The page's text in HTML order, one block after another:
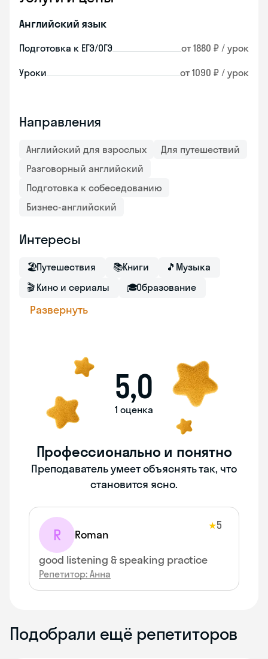
Английский язык
Подготовка к ЕГЭ/ОГЭ от 1880 ₽ / урок
Уроки от 1090 ₽ / урок
Направления
Английский для взрослых
Для путешествий
Разговорный английский
Подготовка к собеседованию
Бизнес-английский
Интересы
🏖Путешествия 📚Книги 🎵 Музыка
🎬 Кино и сериалы 🎓Образование
Развернуть
5,0
1 оценка
Профессионально и понятно
Преподаватель умеет объяснять так, что
становится ясно.
R Roman
★5
good listening & speaking practice
Репетитор: Анна
Подобрали ещё репетиторов